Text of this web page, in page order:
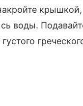
крышкой,
воды.